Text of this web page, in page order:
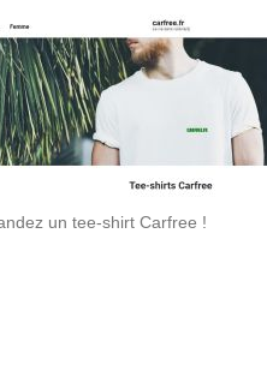
un tee-shirt Carfree !